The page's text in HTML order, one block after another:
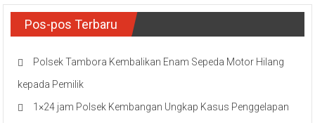
Pos-pos Terbaru
Polsek Tambora Kembalikan Enam Sepeda Motor Hilang
kepada Pemilik
1×24 jam Polsek Kembangan Ungkap Kasus Penggelapan